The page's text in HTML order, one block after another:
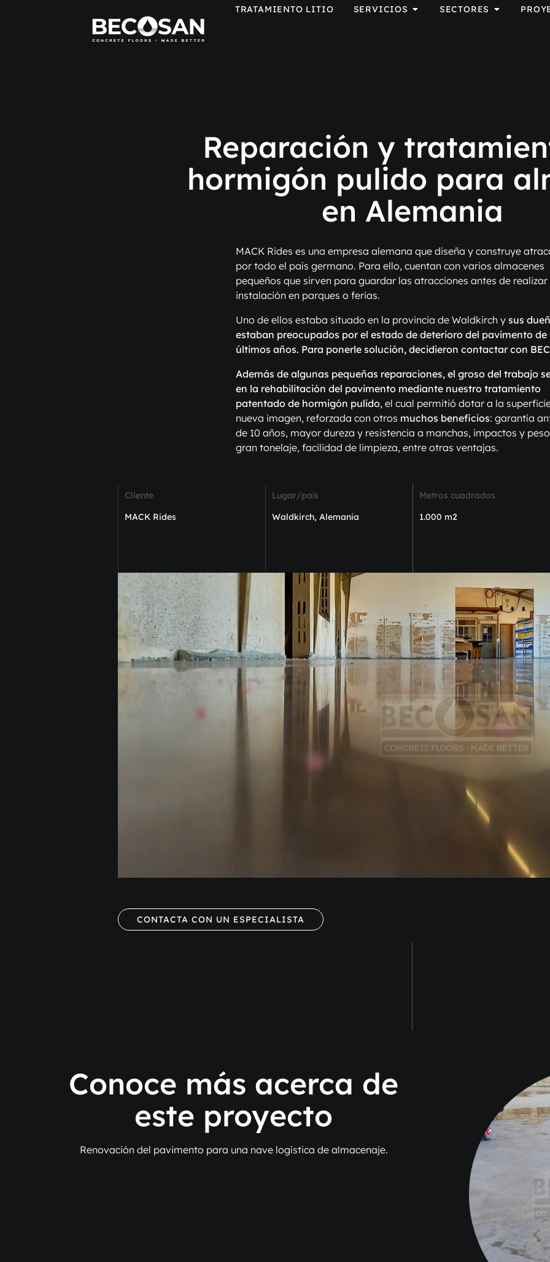
TRATAMIENTO LITIO SERVICIOS SECTORES
Reparación y
hormigón pulido para
en Alemania
MACK Rides es una empresa alemana que diseña y construye
por todo el país germano. Para ello, cuentan con varios almacenes
pequeños que sirven para guardar las atracciones antes de realizar
instalación en parques o ferias.
Uno de ellos estaba situado en la provincia de Waldkirch y sus
estaban preocupados por el estado de deterioro del pavimento de
últimos años. Para ponerle solución, decidieron contactar con
Además de algunas pequeñas reparaciones, el groso del trabajo
en la rehabilitación del pavimento mediante nuestro tratamiento
patentado de hormigón pulido, el cual permitió dotar a la
nueva imagen, reforzada con otros muchos beneficios: garantía
de 10 años, mayor dureza y resistencia a manchas, impactos y
gran tonelaje, facilidad de limpieza, entre otras ventajas.
Cliente
MACK Rides
Lugar/país
Waldkirch, Alemania
Metros cuadrados
1.000 m2
CONTACTA CON UN ESPECIALISTA
Conoce más acerca de
este proyecto
Renovación del pavimento para una nave logística de almacenaje.